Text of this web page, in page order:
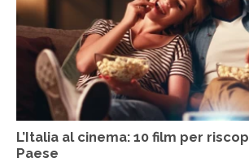
L’Italia al cinema: 10 film per
Paese